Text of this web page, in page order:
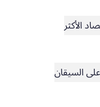
الأكثر
السيقان